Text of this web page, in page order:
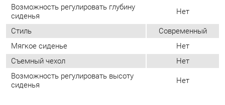
Возможность регулировать высоту
сиденья
Нет
ОТЗЫВЫ
Пока нет отзывов, поделитесь первым своим мнением.
ДОБАВИТЬ ОТЗЫВ